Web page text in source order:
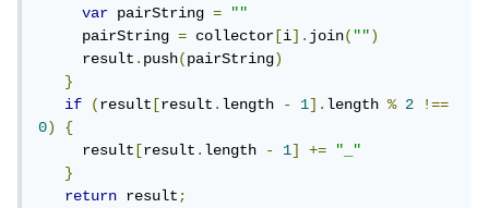
var pairString =
""
     pairString
= collector [i].join("")
     result
.push(pairString)
}
if
(result [result.length - 1].length % 2
!==
0)
{
     result
[result.length - 1] +=
"_"
}
return result;